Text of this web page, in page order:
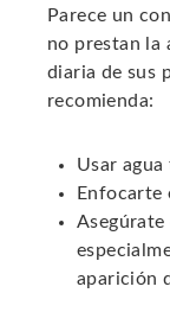
Parece un
no prestan la
diaria de sus
recomienda:
Usar
Enfocarte
Asegúrate
aparición